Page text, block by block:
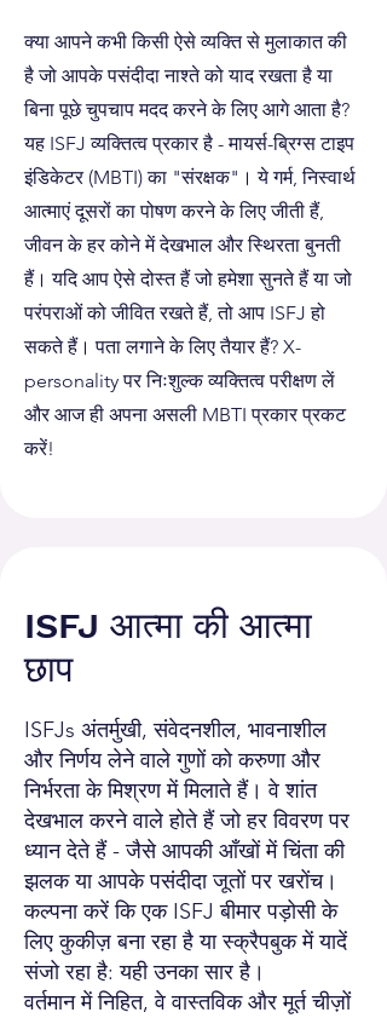
क्या आपने कभी किसी ऐसे व्यक्ति से मुलाकात की
है जो आपके पसंदीदा नाश्ते को याद रखता है या
बिना पूछे चुपचाप मदद करने के लिए आगे आता है?
यह ISFJ व्यक्तित्व प्रकार है - मायर्स-ब्रिग्स टाइप
इंडिकेटर (MBTI) का "संरक्षक"। ये गर्म, निस्वार्थ
आत्माएं दूसरों का पोषण करने के लिए जीती हैं,
जीवन के हर कोने में देखभाल और स्थिरता बुनती
हैं। यदि आप ऐसे दोस्त हैं जो हमेशा सुनते हैं या जो
परंपराओं को जीवित रखते हैं, तो आप ISFJ हो
सकते हैं। पता लगाने के लिए तैयार हैं? X-
personality पर निःशुल्क व्यक्तित्व परीक्षण लें
और आज ही अपना असली MBTI प्रकार प्रकट
करें!
ISFJ आत्मा की आत्मा
छाप
ISFJs अंतर्मुखी, संवेदनशील, भावनाशील
और निर्णय लेने वाले गुणों को करुणा और
निर्भरता के मिश्रण में मिलाते हैं। वे शांत
देखभाल करने वाले होते हैं जो हर विवरण पर
ध्यान देते हैं - जैसे आपकी आँखों में चिंता की
झलक या आपके पसंदीदा जूतों पर खरोंच।
कल्पना करें कि एक ISFJ बीमार पड़ोसी के
लिए कुकीज़ बना रहा है या स्क्रैपबुक में यादें
संजो रहा है: यही उनका सार है।
वर्तमान में निहित, वे वास्तविक और मूर्त चीज़ों